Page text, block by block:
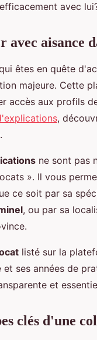
avec
avec aisance
êtes en quête
majeure. Cette
accès aux profils
,
ne sont pas
». Il vous
ce soit par sa
, ou par sa
listé sur la
ses années de
et
clés d'une